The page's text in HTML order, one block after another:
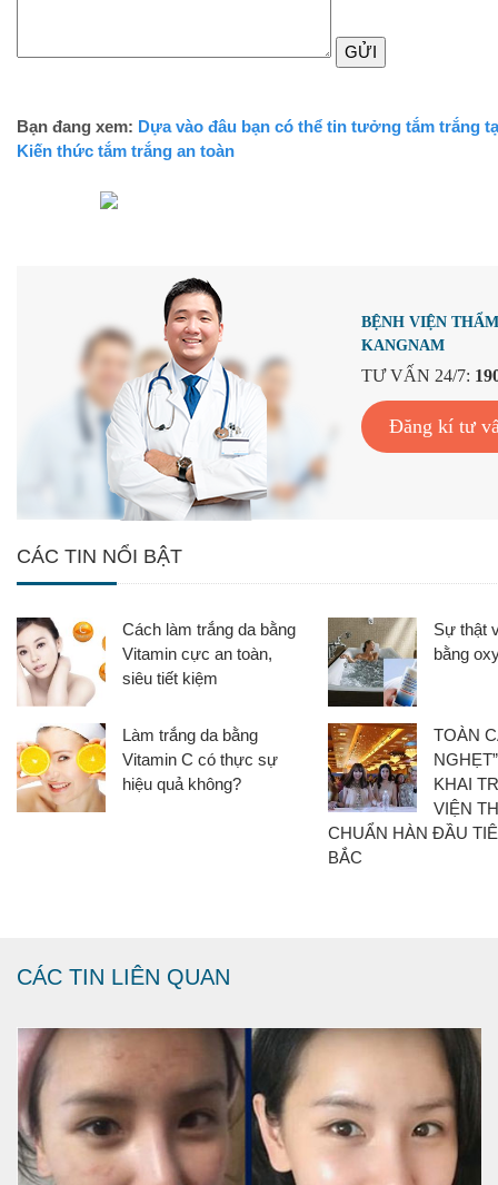
GỬI
Bạn đang xem: Dựa vào đâu bạn có thể tin tưởng tắm trắng
Kiến thức tắm trắng an toàn
BỆNH VIỆN
KANGNAM
TƯ VẤN 24/7:
Đăng kí tư
CÁC TIN NỔI BẬT
Cách làm trắng da bằng
Vitamin cực an toàn,
siêu tiết kiệm
Sự thật
bằng
Làm trắng da bằng
Vitamin C có thực sự
hiệu quả không?
TOÀN
KHAI
VIỆN
CHUẨN HÀN ĐẦU
BẮC
CÁC TIN LIÊN QUAN